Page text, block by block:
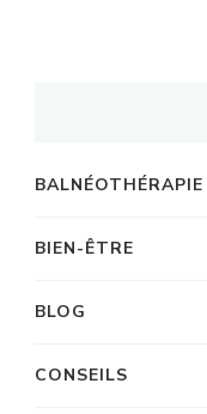
BALNÉOTHÉRAPIE
BIEN-ÊTRE
BLOG
CONSEILS